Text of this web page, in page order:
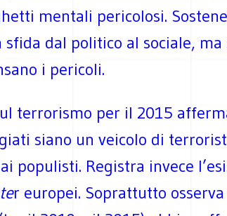
mentali pericolosi.
sfida dal politico al sociale, ma
i pericoli.
terrorismo per il 2015
siano un veicolo di
populisti. Registra invece
r europei. Soprattutto